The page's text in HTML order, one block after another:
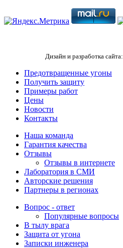
Дизайн и разработка сайта:
Предотвращенные угоны
Получить защиту
Примеры работ
Цены
Новости
Контакты
Наша команда
Гарантия качества
Отзывы
Отзывы в интернете
Лаборатория в СМИ
Авторские решения
Партнеры в регионах
Вопрос - ответ
Популярные вопросы
В тылу врага
Защита от угона
Записки инженера